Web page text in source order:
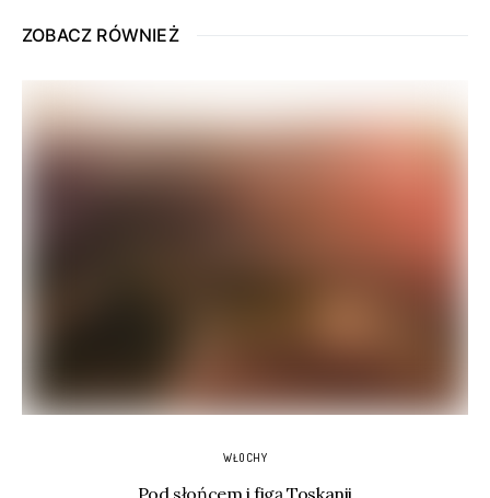
ZOBACZ RÓWNIEŻ
WŁOCHY